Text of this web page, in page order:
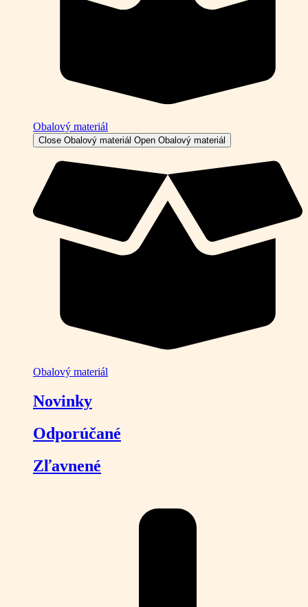
Obalový materiál
Close Obalový materiál Open Obalový materiál
Obalový materiál
Novinky
Odporúčané
Zľavnené